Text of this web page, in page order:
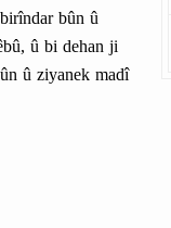
bûn û
û bi dehan ji
û ziyanek madî